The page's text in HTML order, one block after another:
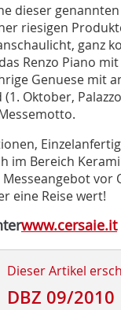
dieser
riesigen
ganz
Renzo Piano
Genuese mit
Oktober,
im Bereich
eine Reise wert!
www.cersaie.it
Dieser Artikel
DBZ 09/2010